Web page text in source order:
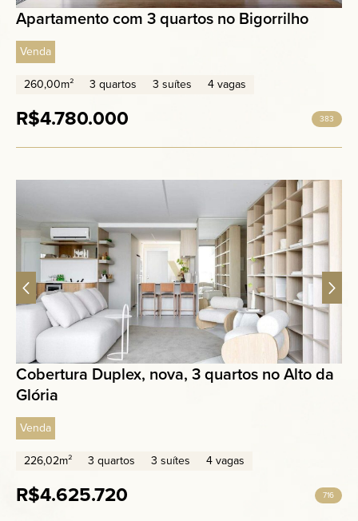
Apartamento com 3 quartos no Bigorrilho
Venda
260,00m²
3 quartos 3 suítes 4 vagas
R$4.780.000 383
Cobertura Duplex, nova, 3 quartos no Alto da
Glória
Venda
226,02m²
3 quartos 3 suítes 4 vagas
R$4.625.720 716